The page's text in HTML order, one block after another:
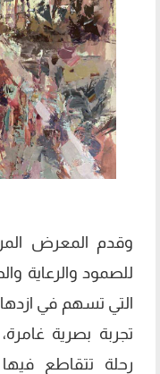
وقدم المعرض
للصمود والرعاية
التي تسهم في
تجربة بصرية
رحلة تتقاطع فيها